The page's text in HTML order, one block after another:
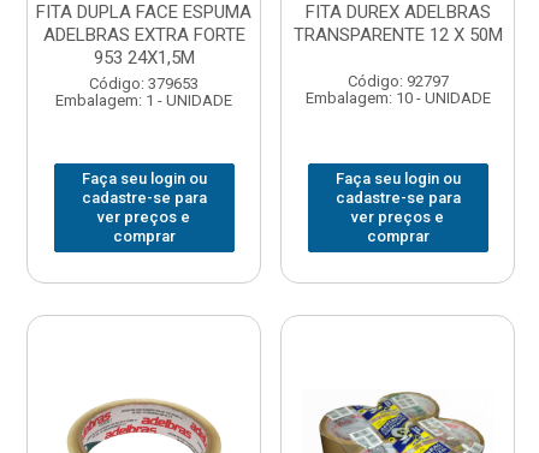
FITA DUPLA FACE ESPUMA
ADELBRAS EXTRA FORTE
953 24X1,5M
Código: 379653
Embalagem: 1 - UNIDADE
Faça seu login ou
cadastre-se para
ver preços e
comprar
FITA DUREX ADELBRAS
TRANSPARENTE 12 X 50M
Código: 92797
Embalagem: 10 - UNIDADE
Faça seu login ou
cadastre-se para
ver preços e
comprar